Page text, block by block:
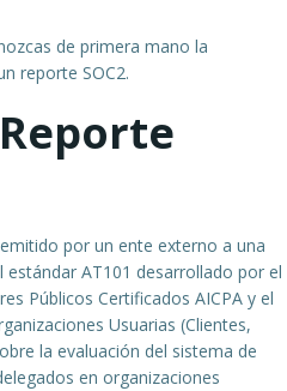
de primera mano la
reporte SOC2.
por un ente externo a una
AT101 desarrollado por el
Públicos Certificados AICPA y el
Usuarias (Clientes,
la evaluación del sistema de
en organizaciones